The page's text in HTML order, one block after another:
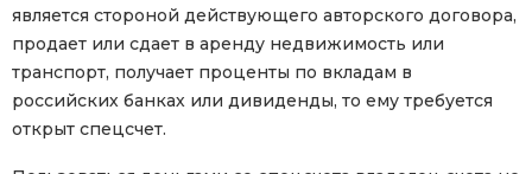
является стороной действующего авторского договора,
продает или сдает в аренду недвижимость или
транспорт, получает проценты по вкладам в
российских банках или дивиденды, то ему требуется
открыт спецсчет.